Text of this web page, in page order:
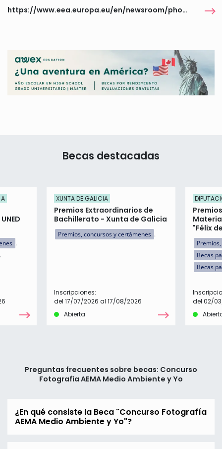
https://www.eea.europa.eu/en/newsroom/photo-competitions/resilient_by_nature
Becas destacadas
XUNTA DE GALICIA
Premios Extraordinarios de
Bachillerato - Xunta de Galicia
Premios, concursos y certámenes
Inscripciones:
del 17/07/2026 al 17/08/2026
Abierta
"Félix
Becas
Becas
del 02/
Preguntas frecuentes sobre becas: Concurso
Fotografía AEMA Medio Ambiente y Yo
¿En qué consiste la Beca "Concurso Fotografía
AEMA Medio Ambiente y Yo"?